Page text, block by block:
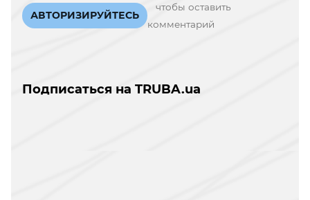
АВТОРИЗИРУЙТЕСЬ
чтобы оставить
комментарий
Подписаться на TRUBA.ua